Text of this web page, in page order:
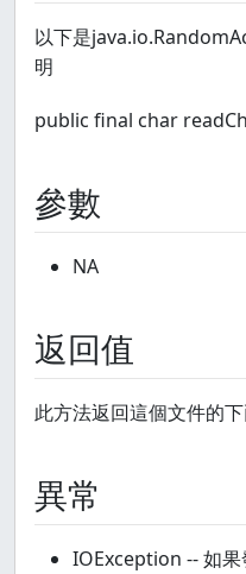
以下是
明
public final char
參數
NA
返回值
此方法返回這個文件的
異常
IOException -- 如果